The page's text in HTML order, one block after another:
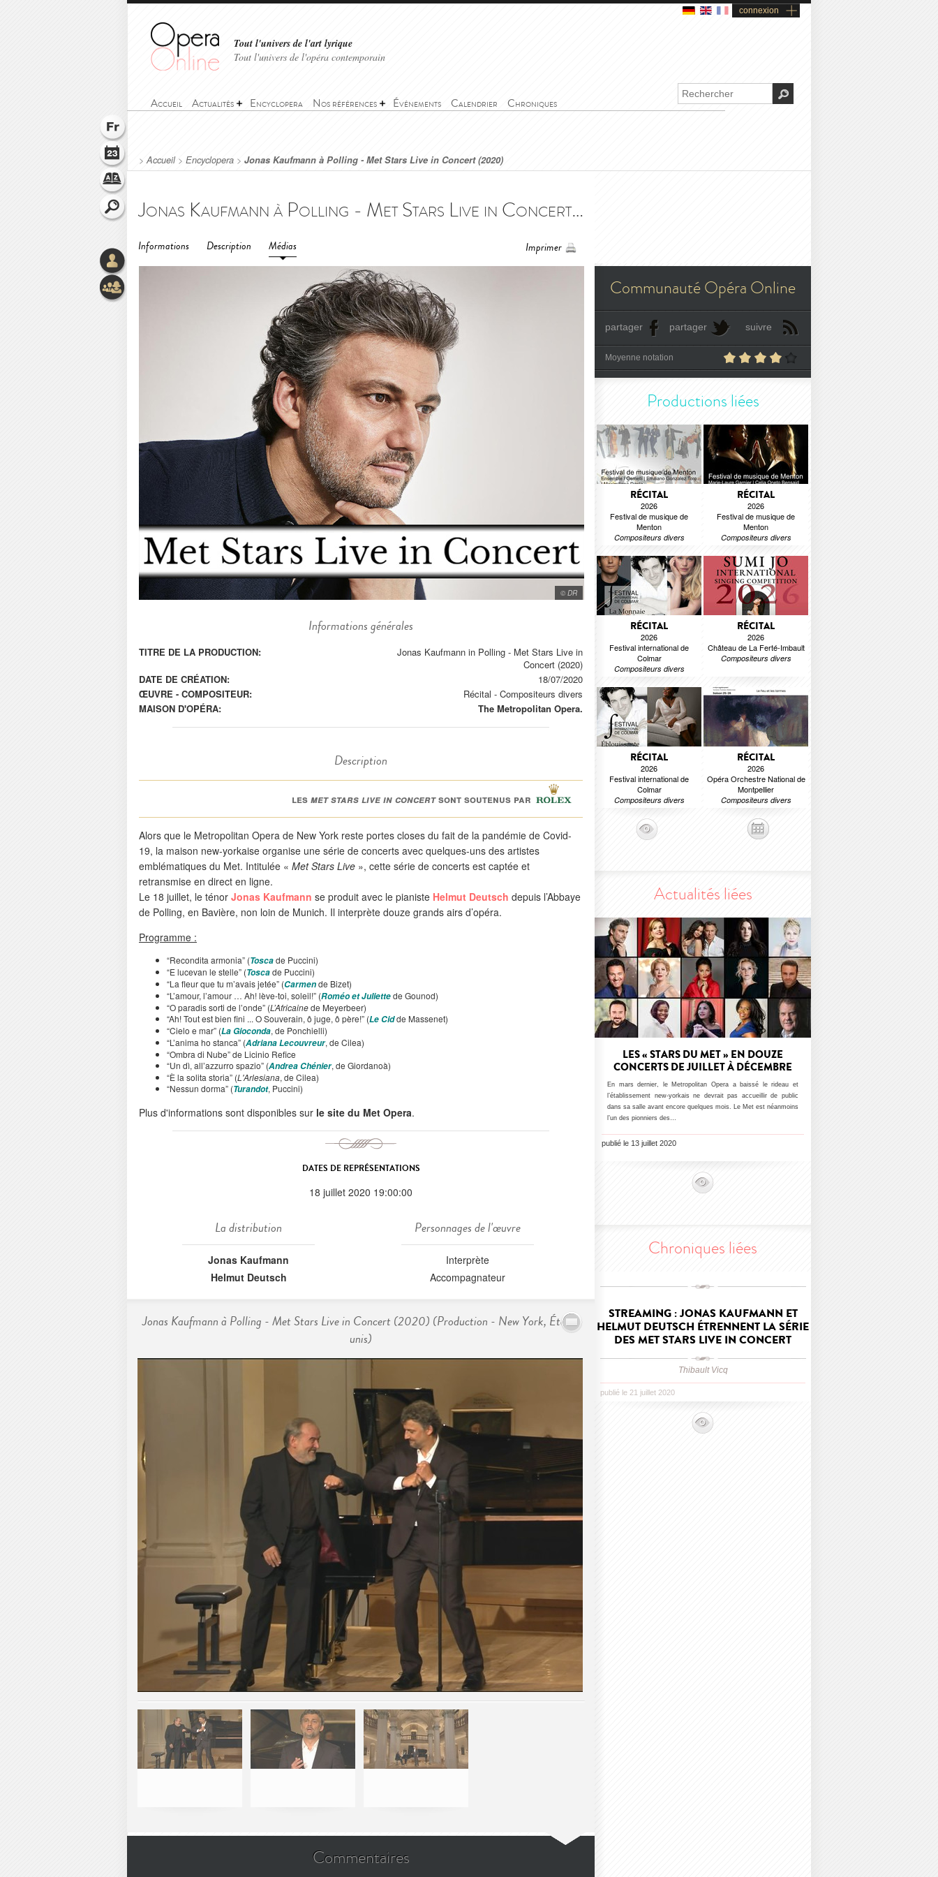
connexion
Tout l'univers de l'art lyrique
Tout l'univers de l'opéra contemporain
Accueil Actualités Encyclopera Nos références Événements Calendrier Chroniques
>Accueil> Encyclopera > Jonas Kaufmann à Polling - Met Stars Live in Concert (2020)
Jonas Kaufmann à Polling - Met Stars Live in Concert (2020) - Jonas Kaufmann in Polling - Met Stars Live in Concert (2020)
Informations Description Médias Imprimer
© DR
Informations générales
TITRE DE LA PRODUCTION:
Jonas Kaufmann in Polling - Met Stars Live in
Concert (2020)
DATE DE CRÉATION:
18/07/2020
ŒUVRE - COMPOSITEUR:
Récital - Compositeurs divers
MAISON D'OPÉRA:
The Metropolitan Opera.
Description
les met stars live in concertsont soutenus par
Alors que le Metropolitan Opera de New York reste portes closes du fait de la pandémie de Covid-
19, la maison new-yorkaise organise une série de concerts avec quelques-uns des artistes
emblématiques du Met. Intitulée « Met Stars Live », cette série de concerts est captée et
retransmise en direct en ligne.
Le 18 juillet, le ténor Jonas Kaufmann se produit avec le pianiste Helmut Deutsch depuis l’Abbaye
de Polling, en Bavière, non loin de Munich. Il interprète douze grands airs d’opéra.
Programme :
“Recondita armonia” (Toscade Puccini)
“E lucevan le stelle” (Toscade Puccini)
“La fleur que tu m’avais jetée” (Carmende Bizet)
“L’amour, l’amour … Ah! lève-toi, soleil!” (Roméo et Juliettede Gounod)
“O paradis sorti de l’onde” (L’Africainede Meyerbeer)
“Ah! Tout est bien fini ... O Souverain, ô juge, ô père!” (Le Cidde Massenet)
“Cielo e mar” (La Gioconda, de Ponchielli)
“L’anima ho stanca” (Adriana Lecouvreur, de Cilea)
“Ombra di Nube” de Licinio Refice
“Un dì, all’azzurro spazio” (Andrea Chénier, de Giordanoà)
“È la solita storia” (L'Arlesiana, de Cilea)
“Nessun dorma” (Turandot, Puccini)
Plus d'informations sont disponibles sur le site du Met Opera.
DATES DE REPRÉSENTATIONS
18 juillet 2020 19:00:00
La distribution
Jonas Kaufmann
Helmut Deutsch
Personnages de l'œuvre
Interprète
Accompagnateur
Jonas Kaufmann à Polling - Met Stars Live in Concert (2020) (Production - New York, États-
unis)
Commentaires
Communauté Opéra Online
partager partager suivre
Moyenne notation
Productions liées
RÉCITAL
2026
Festival de musique de
Menton
Compositeurs divers
RÉCITAL
2026
Festival de musique de
Menton
Compositeurs divers
RÉCITAL
2026
Festival international de
Colmar
Compositeurs divers
RÉCITAL
2026
Château de La Ferté-Imbault
Compositeurs divers
RÉCITAL
2026
Festival international de
Colmar
Compositeurs divers
RÉCITAL
2026
Opéra Orchestre National de
Montpellier
Compositeurs divers
Actualités liées
LES « STARS DU MET » EN DOUZE
CONCERTS DE JUILLET À DÉCEMBRE
En mars dernier, le Metropolitan Opera a baissé le rideau et
l’établissement new-yorkais ne devrait pas accueillir de public
dans sa salle avant encore quelques mois. Le Met est néanmoins
l’un des pionniers des…
publié le 13 juillet 2020
Chroniques liées
STREAMING : JONAS KAUFMANN ET
HELMUT DEUTSCH ÉTRENNENT LA SÉRIE
DES MET STARS LIVE IN CONCERT
Thibault Vicq
publié le 21 juillet 2020